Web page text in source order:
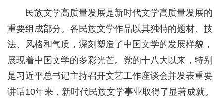
民族文学高质量发展是新时代文学高质量发展的
重要组成部分。各民族文学作品以其独特的题材、技
法、风格和气质，深刻塑造了中国文学的发展样貌，
展现着中国文学的多彩光芒。党的十八大以来，特别
是习近平总书记主持召开文艺工作座谈会并发表重要
讲话10年来，新时代民族文学事业取得了显著成就。